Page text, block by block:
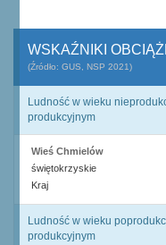
WSKAŹNIKI
(Źródło: GUS, NSP 2021)
Ludność w wieku
produkcyjnym
Wieś Chmielów
świętokrzyskie
Kraj
Ludność w wieku
produkcyjnym